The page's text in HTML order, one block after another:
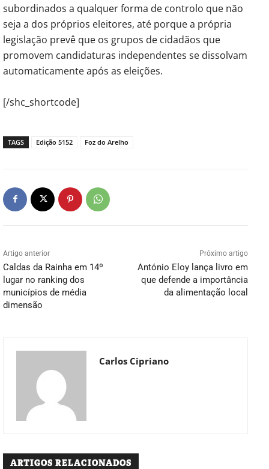
subordinados a qualquer forma de controlo que não
seja a dos próprios eleitores, até porque a própria
legislação prevê que os grupos de cidadãos que
promovem candidaturas independentes se dissolvam
automaticamente após as eleições.
[/shc_shortcode]
TAGS Edição 5152 Foz do Arelho
Artigo anterior
Caldas da Rainha em 14º
lugar no ranking dos
municípios de média
dimensão
Próximo artigo
António Eloy lança livro em
que defende a importância
da alimentação local
Carlos Cipriano
ARTIGOS RELACIONADOS